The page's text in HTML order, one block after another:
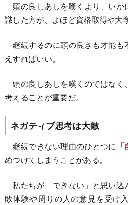
頭の良しあしを嘆くより、いか
識した方が、よほど資格取得や大
継続するのに頭の良さも才能も
えすればいい。
頭の良しあしを嘆くのではなく
考えることが重要だ。
ネガティブ思考は大敵
継続できない理由のひとつに
めつけてしまうことがある。
私たちが「できない」と思い込
敗体験や周りの人の意見を受け